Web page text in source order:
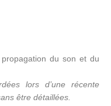
du son et du
lors d’une récente
être détaillées.